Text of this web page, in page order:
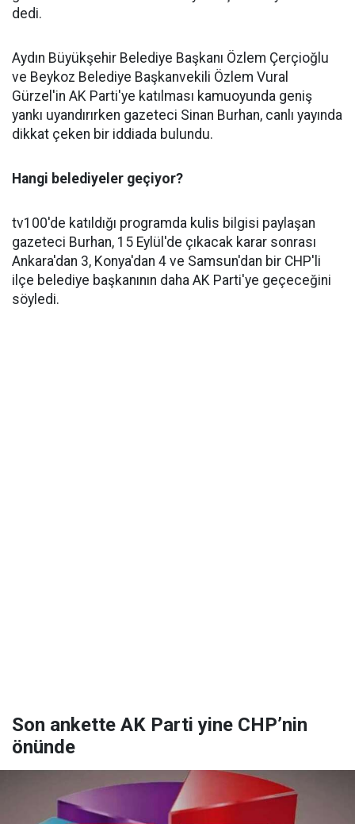
dedi.
Aydın Büyükşehir Belediye Başkanı Özlem Çerçioğlu
ve Beykoz Belediye Başkanvekili Özlem Vural
Gürzel'in AK Parti'ye katılması kamuoyunda geniş
yankı uyandırırken gazeteci Sinan Burhan, canlı yayında
dikkat çeken bir iddiada bulundu.
Hangi belediyeler geçiyor?
tv100'de katıldığı programda kulis bilgisi paylaşan
gazeteci Burhan, 15 Eylül'de çıkacak karar sonrası
Ankara'dan 3, Konya'dan 4 ve Samsun'dan bir CHP'li
ilçe belediye başkanının daha AK Parti'ye geçeceğini
söyledi.
Son ankette AK Parti yine CHP’nin
önünde